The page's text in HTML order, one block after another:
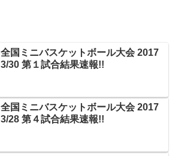
全国ミニバスケットボール大会 2017
3/30 第１試合結果速報!!
全国ミニバスケットボール大会 2017
3/28 第４試合結果速報!!